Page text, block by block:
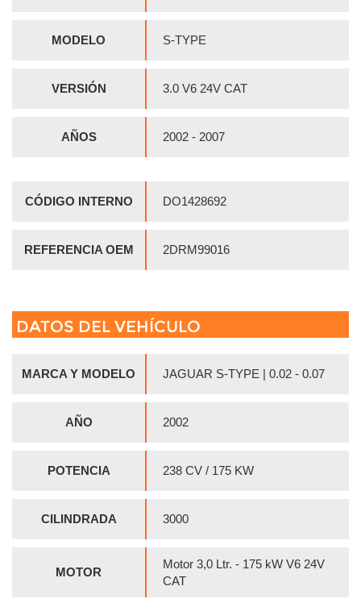
MODELO S-TYPE
VERSIÓN 3.0 V6 24V CAT
AÑOS 2002 - 2007
CÓDIGO INTERNO DO1428692
REFERENCIA OEM 2DRM99016
DATOS DEL VEHÍCULO
MARCA Y MODELO JAGUAR S-TYPE | 0.02 - 0.07
AÑO 2002
POTENCIA 238 CV / 175 KW
CILINDRADA 3000
MOTOR
Motor 3,0 Ltr. - 175 kW V6 24V
CAT